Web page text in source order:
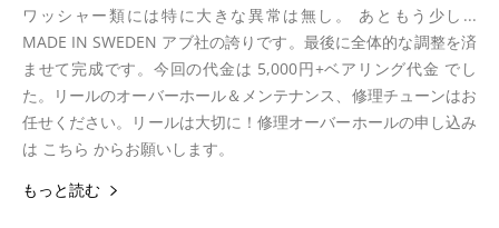
ワッシャー類には特に大きな異常は無し。 あともう少し...
MADE IN SWEDEN アブ社の誇りです。最後に全体的な調整を済
ませて完成です。今回の代金は 5,000円+ベアリング代金 でし
た。リールのオーバーホール＆メンテナンス、修理チューンはお
任せください。リールは大切に！修理オーバーホールの申し込み
は こちら からお願いします。
もっと読む